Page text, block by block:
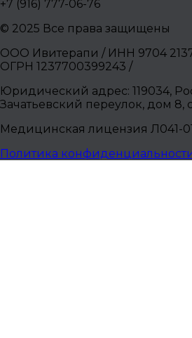
+7 (916) 777-06-76
© 2025 Все права защищены
ООО Ивитерапи / ИНН 9704
ОГРН 1237700399243 /
Юридический адрес: 119034,
Зачатьевский переулок, дом 8,
Медицинская лицензия Л041-
Политика